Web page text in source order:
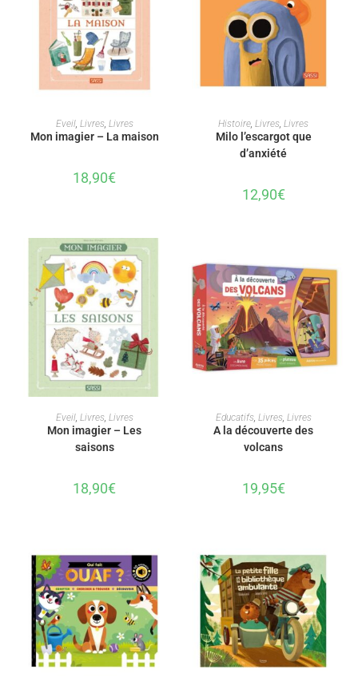
AJOUTER AU PANIER
Eveil, Livres, Livres
Mon imagier – La maison
18,90€
AJOUTER AU PANIER
Histoire,Livres,Livres
Milo l’escargot que
d’anxiété
12,90€
AJOUTER AU PANIER
Eveil, Livres, Livres
Mon imagier – Les
saisons
18,90€
AJOUTER AU PANIER
Educatifs, Livres, Livres
A la découverte des
volcans
19,95€